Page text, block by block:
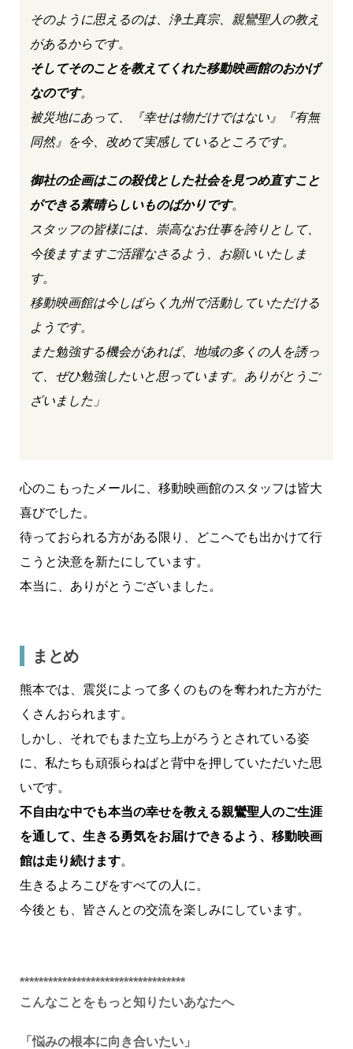
そのように思えるのは、浄土真宗、親鸞聖人の教え
があるからです。
そしてそのことを教えてくれた移動映画館のおかげ
なのです。
被災地にあって、『幸せは物だけではない』『有無
同然』を今、改めて実感しているところです。
御社の企画はこの殺伐とした社会を見つめ直すこと
ができる素晴らしいものばかりです。
スタッフの皆様には、崇高なお仕事を誇りとして、
今後ますますご活躍なさるよう、お願いいたしま
す。
移動映画館は今しばらく九州で活動していただける
ようです。
また勉強する機会があれば、地域の多くの人を誘っ
て、ぜひ勉強したいと思っています。ありがとうご
ざいました」
心のこもったメールに、移動映画館のスタッフは皆大
喜びでした。
待っておられる方がある限り、どこへでも出かけて行
こうと決意を新たにしています。
本当に、ありがとうございました。
まとめ
熊本では、震災によって多くのものを奪われた方がた
くさんおられます。
しかし、それでもまた立ち上がろうとされている姿
に、私たちも頑張らねばと背中を押していただいた思
いです。
不自由な中でも本当の幸せを教える親鸞聖人のご生涯
を通して、生きる勇気をお届けできるよう、移動映画
館は走り続けます。
生きるよろこびをすべての人に。
今後とも、皆さんとの交流を楽しみにしています。
***********************************
こんなことをもっと知りたいあなたへ
「悩みの根本に向き合いたい」